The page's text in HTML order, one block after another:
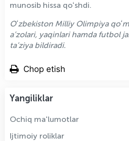
munosib hissa qoʻshdi.
Oʻzbekiston Milliy Olimpiya
a’zolari, yaqinlari hamda futbol
ta’ziya bildiradi.
Chop etish
Yangiliklar
Ochiq ma'lumotlar
Ijtimoiy roliklar